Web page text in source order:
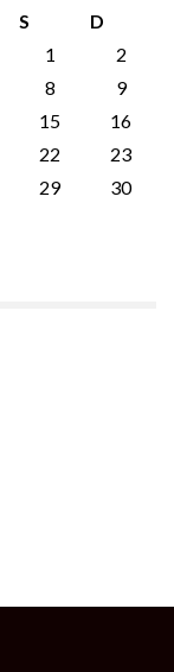
S
D
1
2
8
9
15
16
22
23
29
30